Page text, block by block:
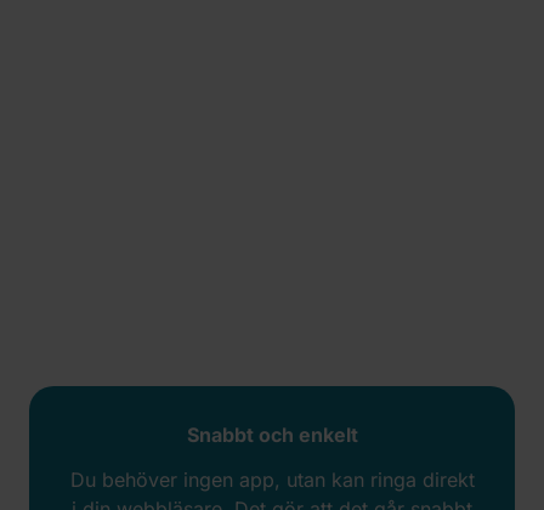
Snabbt och enkelt
Du behöver ingen app, utan kan ringa direkt